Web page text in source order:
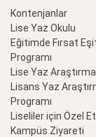
Kontenjanlar
Lise Yaz Okulu
Eğitimde Fırsat
Programı
Lise Yaz
Lisans Yaz
Programı
Liseliler için Özel
Kampüs Ziyareti